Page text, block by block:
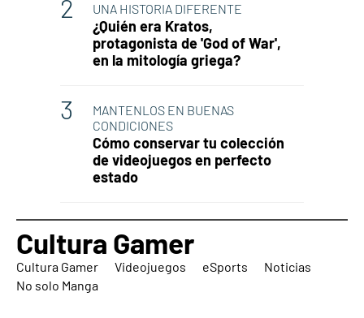
UNA HISTORIA DIFERENTE
¿Quién era Kratos,
protagonista de 'God of War',
en la mitología griega?
MANTENLOS EN BUENAS
CONDICIONES
Cómo conservar tu colección
de videojuegos en perfecto
estado
Cultura Gamer
Cultura Gamer Videojuegos eSports
Noticias
No solo Manga